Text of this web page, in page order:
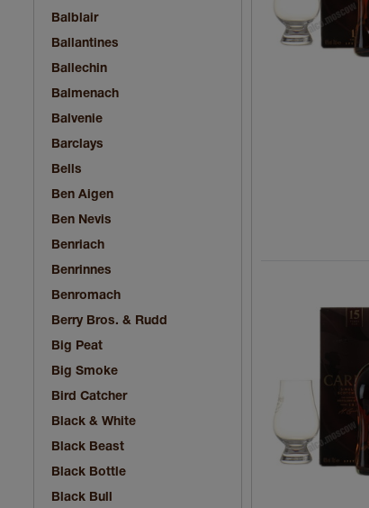
Balblair
Ballantines
Ballechin
Balmenach
Balvenie
Barclays
Bells
Ben Aigen
Ben Nevis
Benriach
Benrinnes
Benromach
Berry Bros. & Rudd
Big Peat
Big Smoke
Bird Catcher
Black & White
Black Beast
Black Bottle
Black Bull